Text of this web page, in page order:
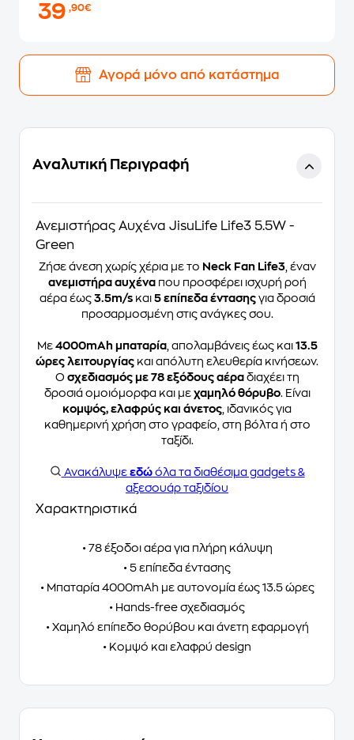
39,90€
Αγορά μόνο από κατάστημα
Αναλυτική Περιγραφή
Ανεμιστήρας Αυχένα JisuLife Life3 5.5W -
Green
Ζήσε άνεση χωρίς χέρια με το Neck Fan Life3, έναν
ανεμιστήρα αυχέναπου προσφέρει ισχυρή ροή
αέρα έως 3.5m/sκαι 5 επίπεδα έντασηςγια δροσιά
προσαρμοσμένη στις ανάγκες σου.
Με 4000mAh μπαταρία, απολαμβάνεις έως και 13.5
ώρες λειτουργίας και απόλυτη ελευθερία κινήσεων.
Ο σχεδιασμός με 78 εξόδους αέραδιαχέει τη
δροσιά ομοιόμορφα και με χαμηλό θόρυβο. Είναι
κομψός, ελαφρύς και άνετος , ιδανικός για
καθημερινή χρήση στο γραφείο, στη βόλτα ή στο
ταξίδι.
Ανακάλυψε εδώόλα τα διαθέσιμα gadgets &
αξεσουάρ ταξιδίου
Χαρακτηριστικά
• 78 έξοδοι αέρα για πλήρη κάλυψη
• 5 επίπεδα έντασης
• Μπαταρία 4000mAh με αυτονομία έως 13.5 ώρες
• Hands-free σχεδιασμός
• Χαμηλό επίπεδο θορύβου και άνετη εφαρμογή
• Κομψό και ελαφρύ design